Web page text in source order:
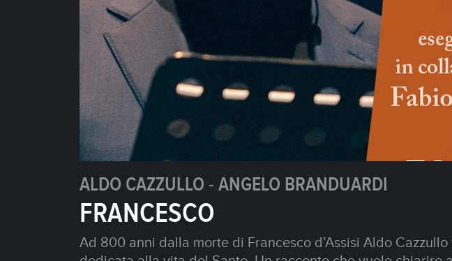
FABIO CANINO
IL BRUTTO ANATROCCOLO
Chi di noi non si è mai sentito almeno una volta un brutto